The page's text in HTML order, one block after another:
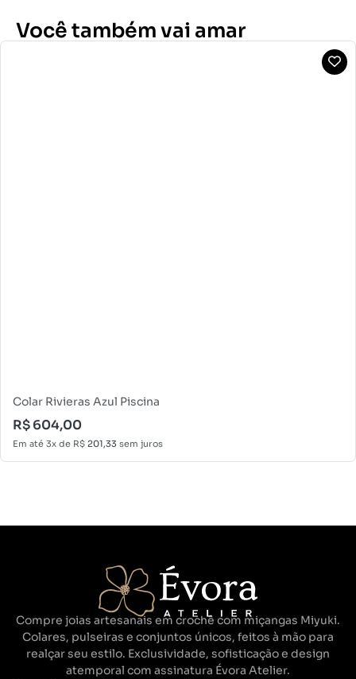
Você também vai amar
Colar Rivieras Azul Piscina
R$604,00
Em até 3x de R$ 201,33 sem juros
Compre joias artesanais em crochê com miçangas Miyuki.
Colares, pulseiras e conjuntos únicos, feitos à mão para
realçar seu estilo. Exclusividade, sofisticação e design
atemporal com assinatura Évora Atelier.